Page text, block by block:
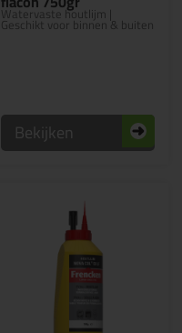
Watervaste houtlijm |
Geschikt voor binnen & buiten
Bekijken